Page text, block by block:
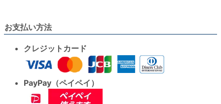
お支払い方法
クレジットカード
PayPay（ペイペイ）